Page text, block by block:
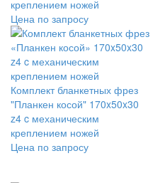
креплением ножей
Цена по запросу
Комплект бланкетных фрез
"Планкен косой" 170x50x30
z4 c механическим
креплением ножей
Цена по запросу